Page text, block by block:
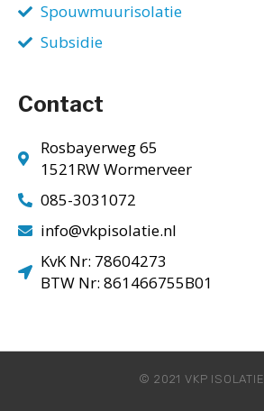
Spouwmuurisolatie
Subsidie
Contact
Rosbayerweg 65
1521RW Wormerveer
085-3031072
info@vkpisolatie.nl
KvK Nr: 78604273
BTW Nr: 861466755B01
© 2021 VKP ISOLATIE